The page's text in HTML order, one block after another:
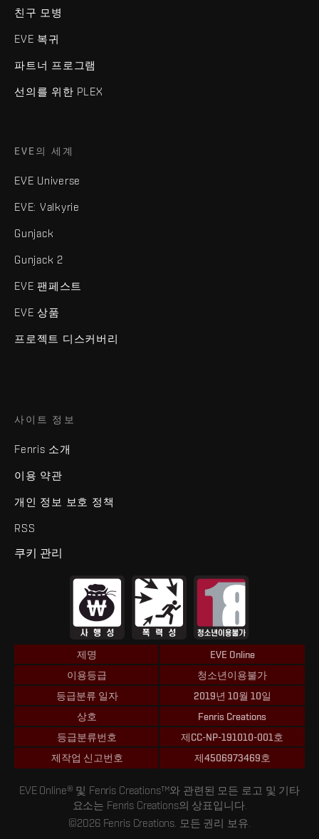
친구 모병
EVE 복귀
파트너 프로그램
선의를 위한 PLEX
EVE의 세계
EVE Universe
EVE: Valkyrie
Gunjack
Gunjack 2
EVE 팬페스트
EVE 상품
프로젝트 디스커버리
사이트 정보
Fenris 소개
이용 약관
개인 정보 보호 정책
RSS
쿠키 관리
제명
EVE Online
이용등급
청소년이용불가
등급분류 일자
2019년 10월 10일
상호
Fenris Creations
등급분류번호
제CC-NP-191010-001호
제작업 신고번호
제4506973469호
EVE Online® 및 Fenris Creations™와 관련된 모든 로고 및 기타
요소는 Fenris Creations의 상표입니다.
©2026 Fenris Creations. 모든 권리 보유.